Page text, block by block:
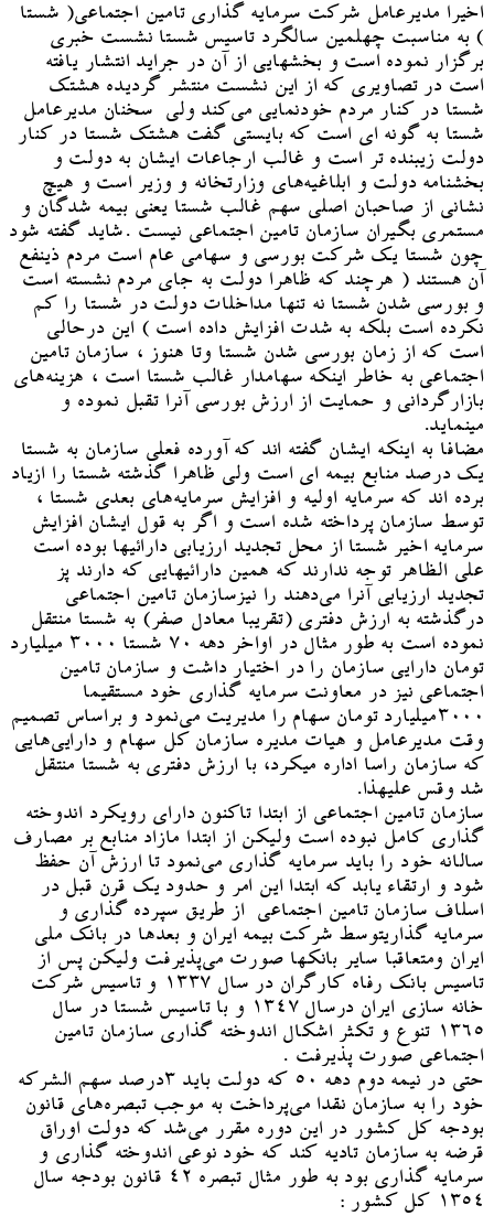
اخیرا مدیرعامل شرکت سرمایه گذاری تامین اجتماعی( شستا
) به مناسبت چهلمین سالگرد تاسیس شستا نشست خبری
برگزار نموده است و بخشهایی از آن در جراید انتشار یافته
است در تصاویری که از این نشست منتشر گردیده هشتک
شستا در کنار مردم خودنمایی می‌کند ولی سخنان مدیرعامل
شستا به گونه ای است که بایستی گفت هشتک شستا در کنار
دولت زیبنده تر است و غالب ارجاعات ایشان به دولت و
بخشنامه دولت و ابلاغیه‌های وزارتخانه و وزیر است و هیچ
نشانی از صاحبان اصلی سهم غالب شستا یعنی بیمه شدگان و
مستمری بگیران سازمان تامین اجتماعی نیست .شاید گفته شود
چون شستا یک شرکت بورسی و سهامی عام است مردم ذینفع
آن هستند ( هرچند که ظاهرا دولت به جای مردم نشسته است
و بورسی شدن شستا نه تنها مداخلات دولت در شستا را کم
نکرده است بلکه به شدت افزایش داده است ) این درحالی
است که از زمان بورسی شدن شستا وتا هنوز ، سازمان تامین
اجتماعی به خاطر اینکه سهامدار غالب شستا است ، هزینه‌های
بازارگردانی و حمایت از ارزش بورسی آنرا تقبل نموده و
مینماید.
مضافا به اینکه ایشان گفته اند که آورده فعلی سازمان به شستا
یک درصد منابع بیمه ای است ولی ظاهرا گذشته شستا را ازیاد
برده اند که سرمایه اولیه و افزایش سرمایه‌های بعدی شستا ،
توسط سازمان پرداخته شده است و اگر به قول ایشان افزایش
سرمایه اخیر شستا از محل تجدید ارزیابی دارائیها بوده است
علی الظاهر توجه ندارند که همین دارائیهایی که دارند پز
تجدید ارزیابی آنرا می‌دهند را نیزسازمان تامین اجتماعی
درگذشته به ارزش دفتری (تقریبا معادل صفر) به شستا منتقل
نموده است به طور مثال در اواخر دهه ۷۰ شستا ۳۰۰۰ میلیارد
تومان دارایی سازمان را در اختیار داشت و سازمان تامین
اجتماعی نیز در معاونت سرمایه گذاری خود مستقیما
۳۰۰۰میلیارد تومان سهام را مدیریت می‌نمود و براساس تصمیم
وقت مدیرعامل و هیات مدیره سازمان کل سهام و دارایی‌هایی
که سازمان راسا اداره میکرد، با ارزش دفتری به شستا منتقل
شد وقس علیهذا.
سازمان تامین اجتماعی از ابتدا تاکنون دارای رویکرد اندوخته
گذاری کامل نبوده است ولیکن از ابتدا مازاد منابع بر مصارف
سالانه خود را باید سرمایه گذاری می‌نمود تا ارزش آن حفظ
شود و ارتقاء یابد که ابتدا این امر و حدود یک قرن قبل در
اسلاف سازمان تامین اجتماعی از طریق سپرده گذاری و
سرمایه گذاریتوسط شرکت بیمه ایران و بعدها در بانک ملی
ایران ومتعاقبا سایر بانکها صورت می‌پذیرفت ولیکن پس از
تاسیس بانک رفاه کارگران در سال ۱۳۳۷ و تاسیس شرکت
خانه سازی ایران درسال ۱۳۴۷ و با تاسیس شستا در سال
۱۳۶۵ تنوع و تکثر اشکال اندوخته گذاری سازمان تامین
اجتماعی صورت پذیرفت .
حتی در نیمه دوم دهه ۵۰ که دولت باید ۳درصد سهم الشرکه
خود را به سازمان نقدا می‌پرداخت به موجب تبصره‌های قانون
بودجه کل کشور در این دوره مقرر می‌شد که دولت اوراق
قرضه به سازمان تادیه کند که خود نوعی اندوخته گذاری و
سرمایه گذاری بود به طور مثال تبصره ۴۲ قانون بودجه سال
۱۳۵۴ کل کشور :